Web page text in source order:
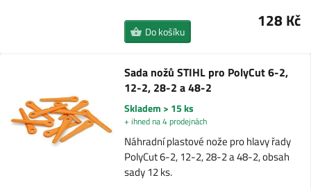
128 Kč
Do košíku
Sada nožů STIHL pro PolyCut 6-2,
12-2, 28-2 a 48-2
Skladem > 15 ks
+ ihned na 4 prodejnách
Náhradní plastové nože pro hlavy řady
PolyCut 6-2, 12-2, 28-2 a 48-2, obsah
sady 12 ks.